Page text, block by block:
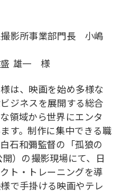
影所事業部門長 小嶋
雄一 様
は、映画を始め多様な
ジネスを展開する総合
領域から世界にエンタ
す。制作に集中できる職
石和彌監督の「孤狼の
）の撮影現場にて、日
ト・トレーニングを導
で手掛ける映画やテレ